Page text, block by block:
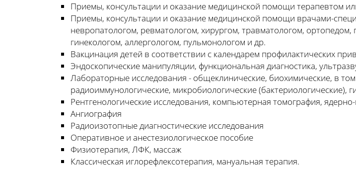
Приемы, консультации и оказание медицинской помощи терапевтом
Приемы, консультации и оказание медицинской помощи врачами-
невропатологом, ревматологом, хирургом, травматологом,
гинекологом, аллергологом, пульмонологом и др.
Вакцинация детей в соответствии с календарем профилактических
Эндоскопические манипуляции, функциональная диагностика,
Лабораторные исследования - общеклинические, биохимические, в
радиоиммунологические, микробиологические (бактериологические),
Рентгенологические исследования, компьютерная томография,
Ангиография
Радиоизотопные диагностические исследования
Оперативное и анестезиологическое пособие
Физиотерапия, ЛФК, массаж
Классическая иглорефлексотерапия, мануальная терапия.